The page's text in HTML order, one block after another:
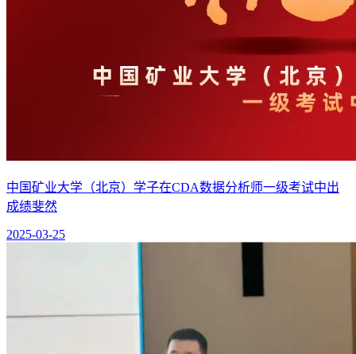
中国矿业大学（北京）学子在CDA数据分析师一级考试中出
成绩斐然
2025-03-25